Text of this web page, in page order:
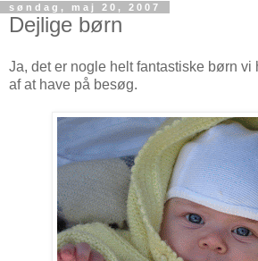
søndag, maj 20, 2007
Dejlige børn
Ja, det er nogle helt fantastiske børn vi
af at have på besøg.